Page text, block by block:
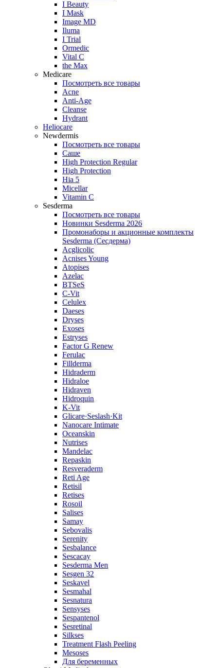
I Beauty
I Mask
Image MD
Iluma
I Trial
Ormedic
Vital C
the Max
Medicare
Посмотреть все товары
Acne
Anti‑Age
Cleanse
Hydrant
Heliocare
Newdermis
Посмотреть все товары
Саше
High Protection Regular
High Protection
Hia 5
Micellar
Vitamin C
Sesderma
Посмотреть все товары
Новинки Sesderma 2026
Промонаборы и акционные комплекты
Sesderma (Сесдерма)
Acglicolic
Acnises Young
Atopises
Azelac
BTSeS
C‑Vit
Celulex
Daeses
Dryses
Exoses
Estryses
Factor G Renew
Ferulac
Fillderma
Hidraderm
Hidraloe
Hidraven
Hidroquin
K-Vit
Glicare·Seslash·Kit
Nanocare Intimate
Oceanskin
Nutrises
Mandelac
Repaskin
Resveraderm
Reti Age
Retisil
Retises
Rosoil
Salises
Samay
Sebovalis
Serenity
Sesbalance
Sescacay
Sesderma Men
Sesgen 32
Seskavel
Sesmahal
Sesnatura
Sensyses
Sespantenol
Sesretinal
Silkses
Treatment Flash Peeling
Mesoses
Для беременных